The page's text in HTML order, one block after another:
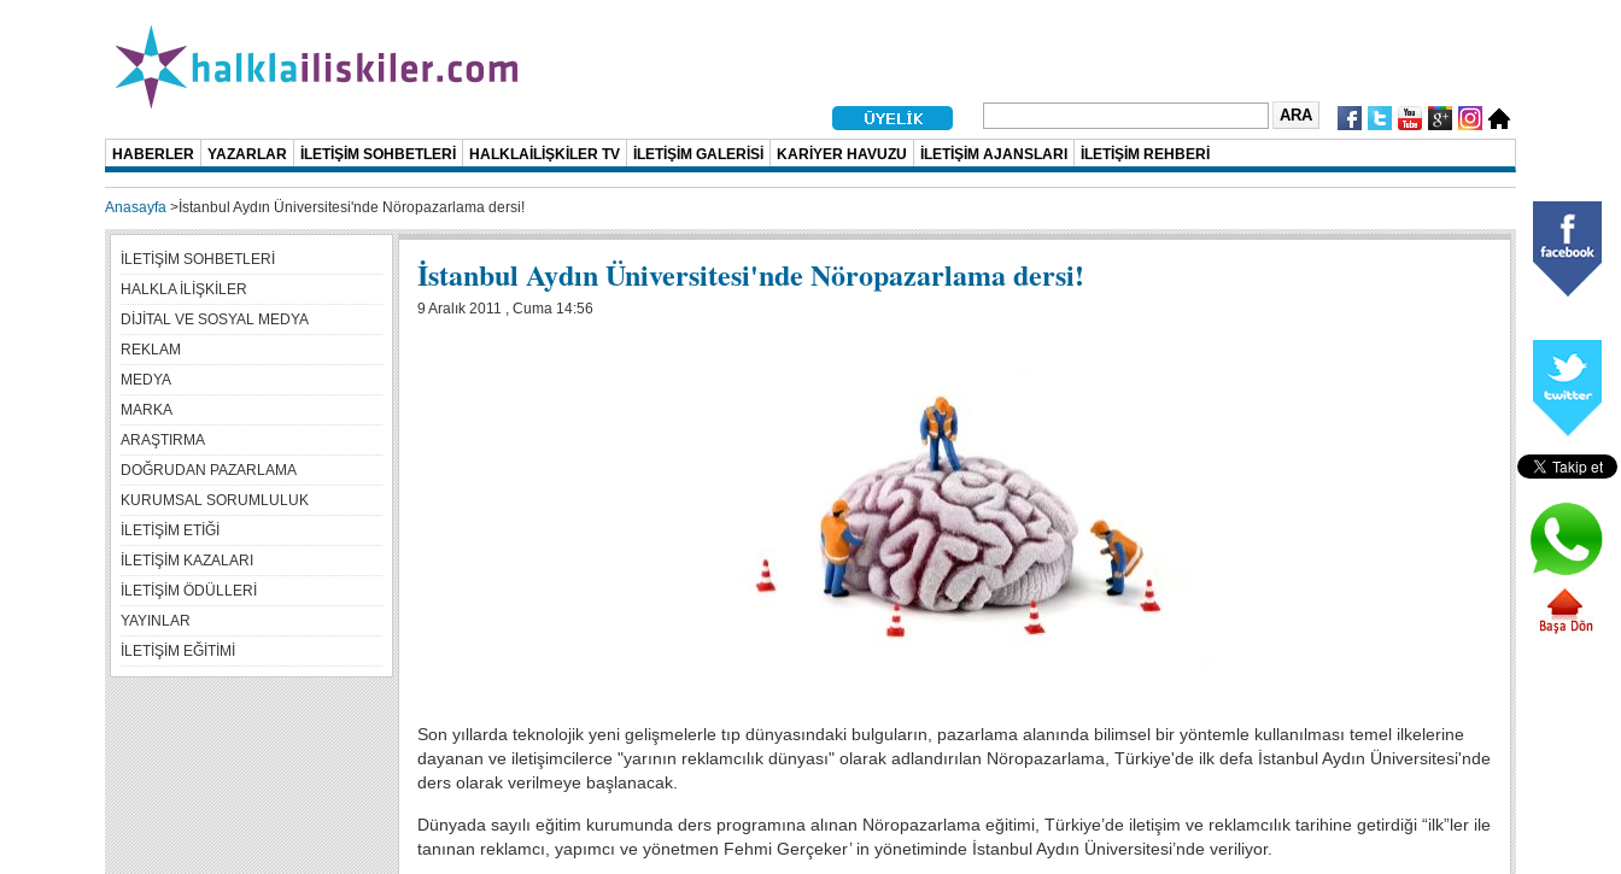
HABERLER YAZARLAR İLETİŞİM SOHBETLERİ HALKLAİLİŞKİLER TV İLETİŞİM GALERİSİ KARİYER HAVUZU İLETİŞİM AJANSLARI İLETİŞİM REHBERİ
Anasayfa > İstanbul Aydın Üniversitesi'nde Nöropazarlama dersi!
İstanbul Aydın Üniversitesi'nde Nöropazarlama dersi!
9 Aralık 2011 , Cuma 14:56
Son yıllarda teknolojik yeni gelişmelerle tıp dünyasındaki bulguların, pazarlama alanında bilimsel bir yöntemle kullanılması temel ilkelerine
dayanan ve iletişimcilerce "yarının reklamcılık dünyası" olarak adlandırılan Nöropazarlama, Türkiye'de ilk defa İstanbul Aydın Üniversitesi'nde
ders olarak verilmeye başlanacak.
Dünyada sayılı eğitim kurumunda ders programına alınan Nöropazarlama eğitimi, Türkiye’de iletişim ve reklamcılık tarihine getirdiği “ilk”ler ile
tanınan reklamcı, yapımcı ve yönetmen Fehmi Gerçeker’ in yönetiminde İstanbul Aydın Üniversitesi’nde veriliyor.
İLETİŞİM SOHBETLERİ
HALKLA İLİŞKİLER
DİJİTAL VE SOSYAL MEDYA
REKLAM
MEDYA
MARKA
ARAŞTIRMA
DOĞRUDAN PAZARLAMA
KURUMSAL SORUMLULUK
İLETİŞİM ETİĞİ
İLETİŞİM KAZALARI
İLETİŞİM ÖDÜLLERİ
YAYINLAR
İLETİŞİM EĞİTİMİ